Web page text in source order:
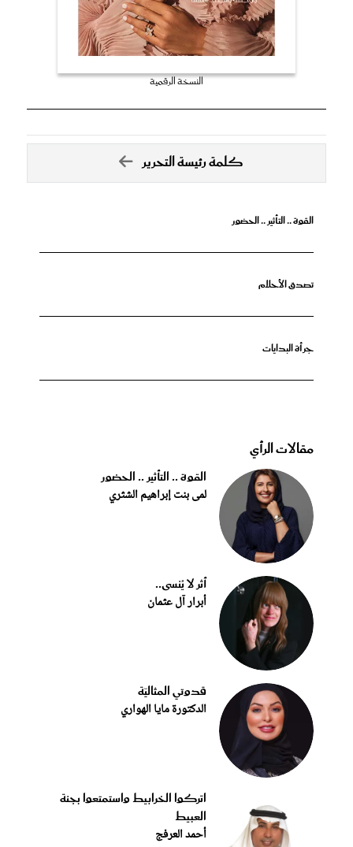
النسخة الرقمية
كلمة رئيسة التحرير
القوة .. التأثير .. الحضور
تصدق الأحلام
جرأة البدايات
مقالات الرأي
القوة .. التأثير .. الحضور
لمى بنت إبراهيم الشثري
أثر لا يُنسى..
أبرار آل عثمان
قدوتي المثاليّة
الدكتورة مايا الهواري
اتركوا الخرابيط واستمتعوا بجنة
العبيط
أحمد العرفج